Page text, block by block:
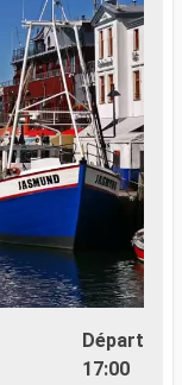
Départ
17:00